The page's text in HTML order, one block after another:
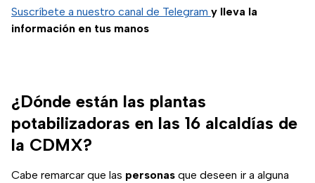
Suscríbete a nuestro canal de Telegram y lleva la
información en tus manos
¿Dónde están las plantas
potabilizadoras en las 16 alcaldías de
la CDMX?
Cabe remarcar que las personas que deseen ir a alguna